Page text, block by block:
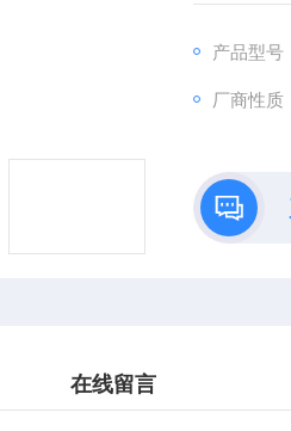
产品型号
厂商性质
在线留言